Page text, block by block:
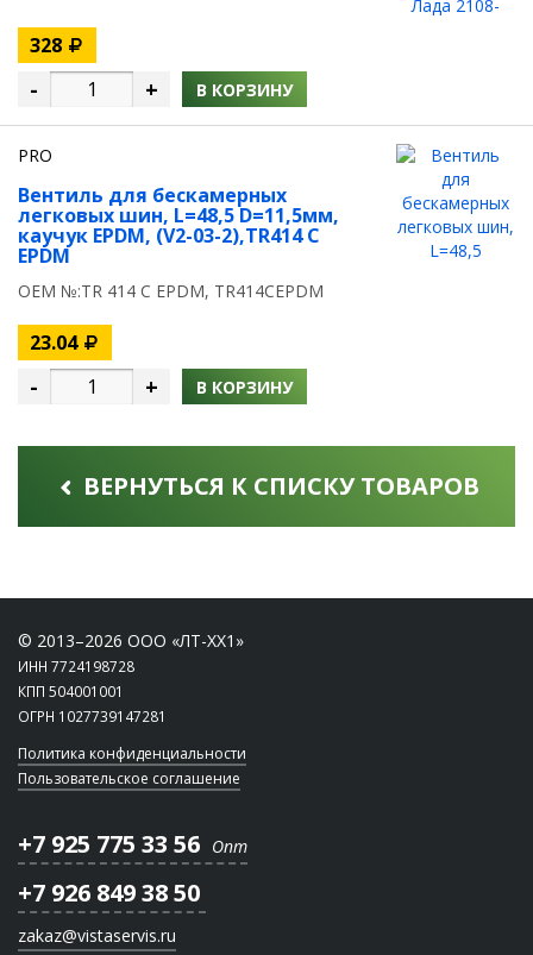
328
- + В КОРЗИНУ
PRO
Вентиль для бескамерных
легковых шин, L=48,5 D=11,5мм,
каучук EPDM, (V2-03-2),TR414 C
EPDM
OEM №:TR 414 C EPDM, TR414CEPDM
23.04
- + В КОРЗИНУ
ВЕРНУТЬСЯ К СПИСКУ ТОВАРОВ
© 2013–2026 ООО «ЛТ-ХХ1»
ИНН 7724198728
КПП 504001001
ОГРН 1027739147281
Политика конфиденциальности
Пользовательское соглашение
+7 925 775 33 56 Опт
+7 926 849 38 50
zakaz@vistaservis.ru